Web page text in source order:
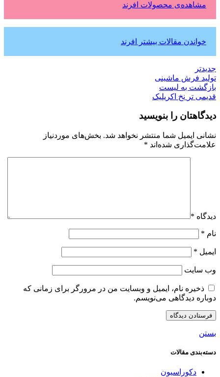
مشاهده‌ی محصولات افرند
خواندن مقالات بیشتر افرند
جدیدتر
تولید فرش ماشینی
بازگشت به لیست
قدیمی تر نخ اکریلیک
دیدگاهتان را بنویسید
نشانی ایمیل شما منتشر نخواهد شد. بخش‌های موردنیاز
علامت‌گذاری شده‌اند *
دیدگاه *
نام *
ایمیل *
وب‌ سایت
ذخیره نام، ایمیل و وبسایت من در مرورگر برای زمانی که
دوباره دیدگاهی می‌نویسم.
بستن
دسته‌بندی مقالات
دکوراسیون